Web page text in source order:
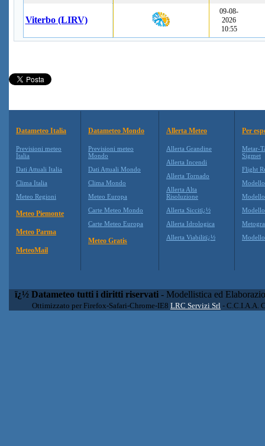
Viterbo (LIRV)
09-08-
2026
10:55
Datameteo Italia
Previsioni meteo
Italia
Dati Attuali Italia
Clima Italia
Meteo Regioni
Meteo Piemonte
Meteo Parma
MeteoMail
Datameteo Mondo
Previsioni meteo
Mondo
Dati Attuali Mondo
Clima Mondo
Meteo Europa
Carte Meteo Mondo
Carte Meteo Europa
Meteo Gratis
Allerta Meteo
Allerta Grandine
Allerta Incendi
Allerta Tornado
Allerta Alta
Risoluzione
Allerta Siccitï¿½
Allerta Idrologica
Allerta Viabilitï¿½
Per
Metar-
Sigmet
Flight
Modello
ï¿½ Datameteo tutti i diritti riservati - Modellistica ed
Ottimizzato per Firefox-Safari-Chrome-IE8 LRC Servizi Srl - C.C.I.A.A.